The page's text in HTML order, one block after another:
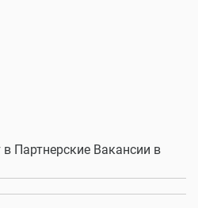
Партнерские Вакансии в